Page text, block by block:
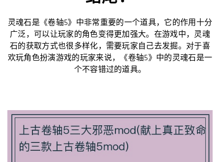
灵魂石是《卷轴5》中非常重要的一个道具，它的作用十分
广泛，可以让玩家的角色变得更加强大。在游戏中，灵魂
石的获取方式也很多样化，需要玩家自己去发掘。对于喜
欢玩角色扮演游戏的玩家来说，《卷轴5》中的灵魂石是一
个不容错过的道具。